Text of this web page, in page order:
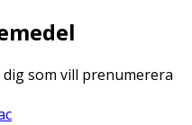
som vill prenumerera